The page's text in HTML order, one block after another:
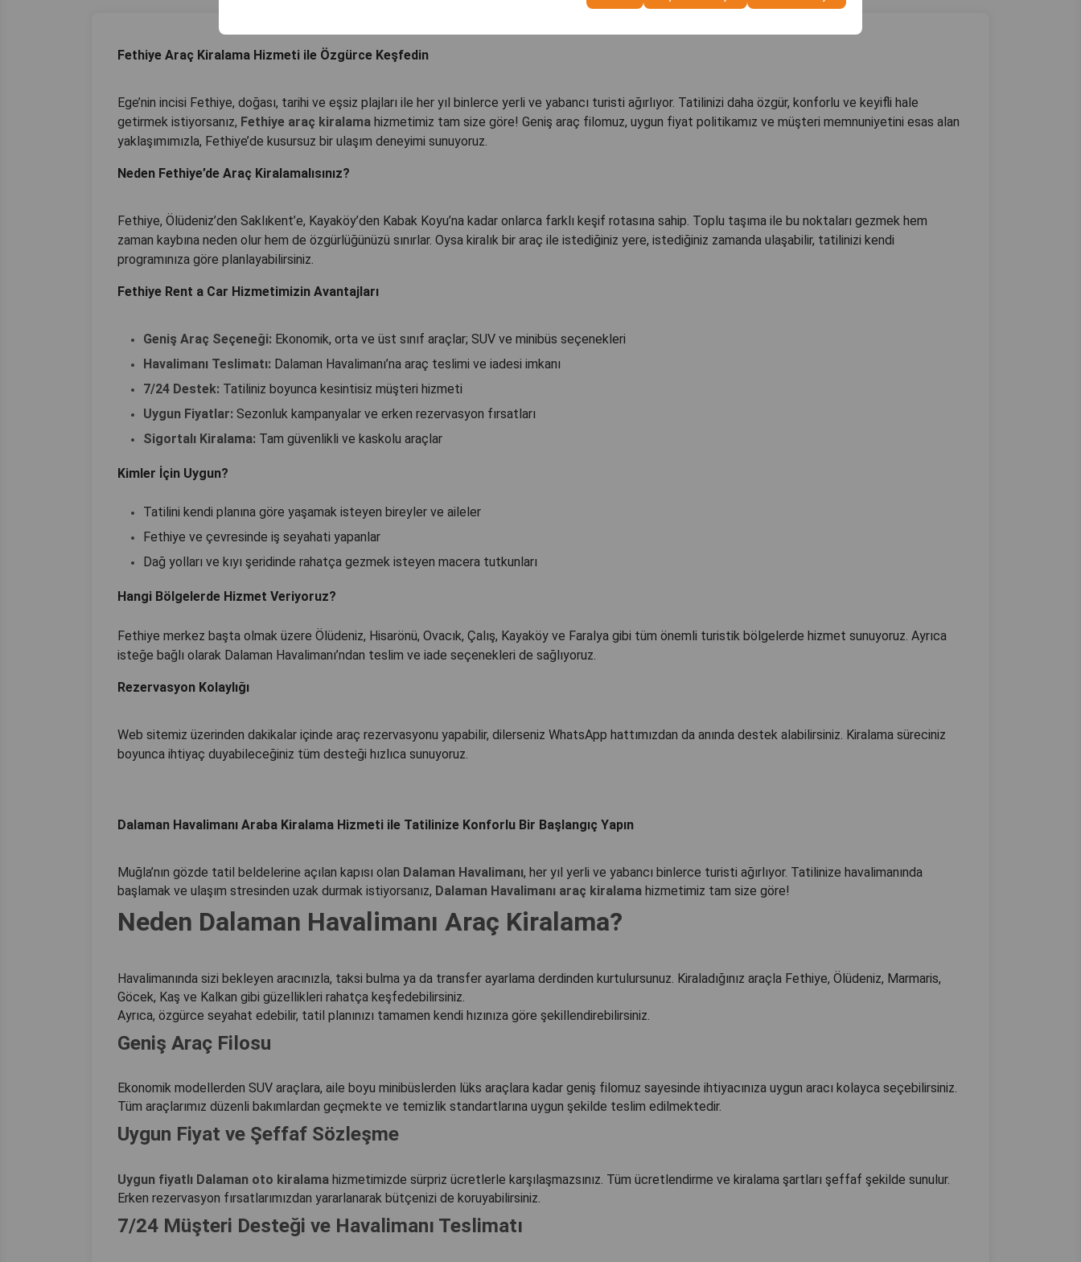
Fethiye Araç Kiralama Hizmeti ile Özgürce Keşfedin
Ege’nin incisi Fethiye, doğası, tarihi ve eşsiz plajları ile her yıl binlerce yerli ve yabancı turisti ağırlıyor. Tatilinizi daha özgür, konforlu ve keyifli hale
getirmek istiyorsanız, Fethiye araç kiralama hizmetimiz tam size göre! Geniş araç filomuz, uygun fiyat politikamız ve müşteri memnuniyetini esas alan
yaklaşımımızla, Fethiye’de kusursuz bir ulaşım deneyimi sunuyoruz.
Neden Fethiye’de Araç Kiralamalısınız?
Fethiye, Ölüdeniz’den Saklıkent’e, Kayaköy’den Kabak Koyu’na kadar onlarca farklı keşif rotasına sahip. Toplu taşıma ile bu noktaları gezmek hem
zaman kaybına neden olur hem de özgürlüğünüzü sınırlar. Oysa kiralık bir araç ile istediğiniz yere, istediğiniz zamanda ulaşabilir, tatilinizi kendi
programınıza göre planlayabilirsiniz.
Fethiye Rent a Car Hizmetimizin Avantajları
Geniş Araç Seçeneği: Ekonomik, orta ve üst sınıf araçlar; SUV ve minibüs seçenekleri
Havalimanı Teslimatı: Dalaman Havalimanı’na araç teslimi ve iadesi imkanı
7/24 Destek: Tatiliniz boyunca kesintisiz müşteri hizmeti
Uygun Fiyatlar: Sezonluk kampanyalar ve erken rezervasyon fırsatları
Sigortalı Kiralama: Tam güvenlikli ve kaskolu araçlar
Kimler İçin Uygun?
Tatilini kendi planına göre yaşamak isteyen bireyler ve aileler
Fethiye ve çevresinde iş seyahati yapanlar
Dağ yolları ve kıyı şeridinde rahatça gezmek isteyen macera tutkunları
Hangi Bölgelerde Hizmet Veriyoruz?
Fethiye merkez başta olmak üzere Ölüdeniz, Hisarönü, Ovacık, Çalış, Kayaköy ve Faralya gibi tüm önemli turistik bölgelerde hizmet sunuyoruz. Ayrıca
isteğe bağlı olarak Dalaman Havalimanı’ndan teslim ve iade seçenekleri de sağlıyoruz.
Rezervasyon Kolaylığı
Web sitemiz üzerinden dakikalar içinde araç rezervasyonu yapabilir, dilerseniz WhatsApp hattımızdan da anında destek alabilirsiniz. Kiralama süreciniz
boyunca ihtiyaç duyabileceğiniz tüm desteği hızlıca sunuyoruz.
Dalaman Havalimanı Araba Kiralama Hizmeti ile Tatilinize Konforlu Bir Başlangıç Yapın
Muğla’nın gözde tatil beldelerine açılan kapısı olan Dalaman Havalimanı, her yıl yerli ve yabancı binlerce turisti ağırlıyor. Tatilinize havalimanında
başlamak ve ulaşım stresinden uzak durmak istiyorsanız, Dalaman Havalimanı araç kiralama hizmetimiz tam size göre!
Neden Dalaman Havalimanı Araç Kiralama?
Havalimanında sizi bekleyen aracınızla, taksi bulma ya da transfer ayarlama derdinden kurtulursunuz. Kiraladığınız araçla Fethiye, Ölüdeniz, Marmaris,
Göcek, Kaş ve Kalkan gibi güzellikleri rahatça keşfedebilirsiniz.
Ayrıca, özgürce seyahat edebilir, tatil planınızı tamamen kendi hızınıza göre şekillendirebilirsiniz.
Geniş Araç Filosu
Ekonomik modellerden SUV araçlara, aile boyu minibüslerden lüks araçlara kadar geniş filomuz sayesinde ihtiyacınıza uygun aracı kolayca seçebilirsiniz.
Tüm araçlarımız düzenli bakımlardan geçmekte ve temizlik standartlarına uygun şekilde teslim edilmektedir.
Uygun Fiyat ve Şeffaf Sözleşme
Uygun fiyatlı Dalaman oto kiralama hizmetimizde sürpriz ücretlerle karşılaşmazsınız. Tüm ücretlendirme ve kiralama şartları şeffaf şekilde sunulur.
Erken rezervasyon fırsatlarımızdan yararlanarak bütçenizi de koruyabilirsiniz.
7/24 Müşteri Desteği ve Havalimanı Teslimatı